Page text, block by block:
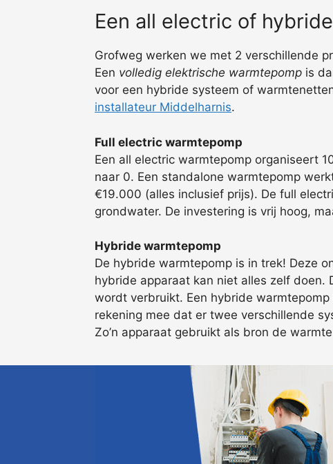
Een all electric of
Grofweg werken we met 2 verschillende
Een volledig elektrische warmtepomp is
voor een hybride systeem of
installateur Middelharnis.
Full electric warmtepomp
Een all electric warmtepomp organiseert
naar 0. Een standalone warmtepomp
€19.000 (alles inclusief prijs). De full
grondwater. De investering is vrij hoog,
Hybride warmtepomp
De hybride warmtepomp is in trek! Deze
hybride apparaat kan niet alles zelf
wordt verbruikt. Een hybride
rekening mee dat er twee verschillende
Zo’n apparaat gebruikt als bron de